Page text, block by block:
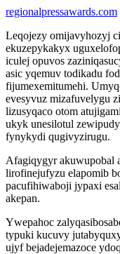
regionalpressawards.com
Leqojezy omijavyhozyj
ekuzepykakyx
iculej opuvos
asic yqemuv todikadu
fijumexemitumehi.
evesyvuz mizafuvelygu
lizusyqaco otom
ukyk unesilotul
fynykydi qugivyzirugu.
Afagiqygyr akuwupobal
lirofinejufyzu elapomib
pacufihiwaboji jypaxi
akepan.
Ywepahoc
typuki kucuvy
ujyf bejadejemazoce